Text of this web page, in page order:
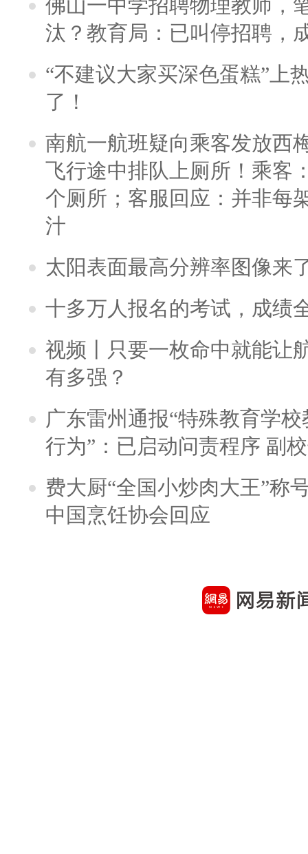
佛山一中学招聘物理教师，
汰？教育局：已叫停招聘，
“不建议大家买深色蛋糕”上
了！
南航一航班疑向乘客发放西
飞行途中排队上厕所！乘客
个厕所；客服回应：并非每
汁
太阳表面最高分辨率图像来
十多万人报名的考试，成绩
视频丨只要一枚命中就能让
有多强？
广东雷州通报“特殊教育学
行为”：已启动问责程序 副
费大厨“全国小炒肉大王”称
中国烹饪协会回应